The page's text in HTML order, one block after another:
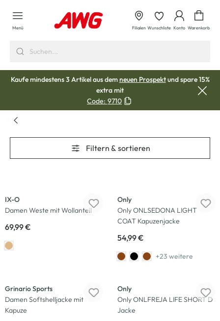
springen
Menü Filialen Wunschliste Konto Warenkorb
Kaufe mindestens 3 Artikel aus demneuen Prospektund spare 15%
extra mit
Code: 9710
Filtern & sortieren
IX-O
Damen Weste mit Wollanteil
69,99 €
Only
Only ONLSEDONA LIGHT
COAT Kapuzenjacke
54,99 €
+23 weitere
Grinario Sports
Damen Softshelljacke mit
Kapuze
Only
Only ONLFREJA LIFE SHORT D
Jacke